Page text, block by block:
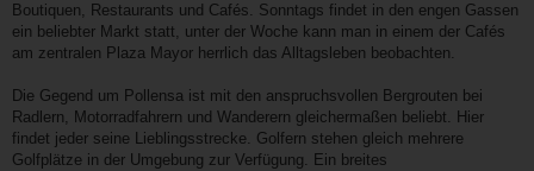
Boutiquen, Restaurants und Cafés. Sonntags findet in den engen Gassen
ein beliebter Markt statt, unter der Woche kann man in einem der Cafés
am zentralen Plaza Mayor herrlich das Alltagsleben beobachten.
Die Gegend um Pollensa ist mit den anspruchsvollen Bergrouten bei
Radlern, Motorradfahrern und Wanderern gleichermaßen beliebt. Hier
findet jeder seine Lieblingsstrecke. Golfern stehen gleich mehrere
Golfplätze in der Umgebung zur Verfügung. Ein breites